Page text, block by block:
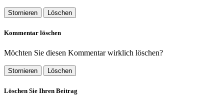
Stornieren Löschen
Kommentar löschen
Möchten Sie diesen Kommentar wirklich löschen?
Stornieren Löschen
Löschen Sie Ihren Beitrag